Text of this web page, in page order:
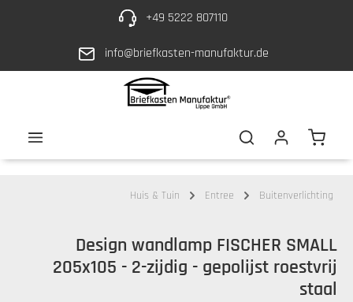
Overslaan naar hoofdinhoud +49 5222 807110
info@briefkasten-manufaktur.de
De
Huis & Tuin Entree Buitenverlichting
Design wandlamp FISCHER SMALL
205x105 - 2-zijdig - gepolijst roestvrij
staal